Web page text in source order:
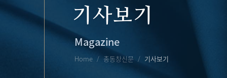
기사보기
Magazine
Home 총동창신문 기사보기